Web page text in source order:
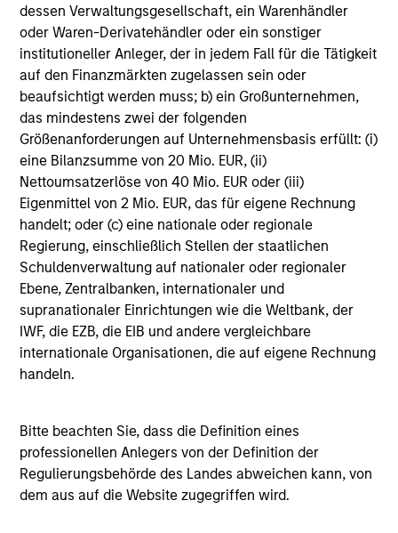
dessen Verwaltungsgesellschaft, ein Warenhändler
oder Waren-Derivatehändler oder ein sonstiger
institutioneller Anleger, der in jedem Fall für die Tätigkeit
auf den Finanzmärkten zugelassen sein oder
beaufsichtigt werden muss; b) ein Großunternehmen,
das mindestens zwei der folgenden
Größenanforderungen auf Unternehmensbasis erfüllt: (i)
eine Bilanzsumme von 20 Mio. EUR, (ii)
Nettoumsatzerlöse von 40 Mio. EUR oder (iii)
Eigenmittel von 2 Mio. EUR, das für eigene Rechnung
handelt; oder (c) eine nationale oder regionale
Regierung, einschließlich Stellen der staatlichen
Schuldenverwaltung auf nationaler oder regionaler
Ebene, Zentralbanken, internationaler und
supranationaler Einrichtungen wie die Weltbank, der
IWF, die EZB, die EIB und andere vergleichbare
internationale Organisationen, die auf eigene Rechnung
handeln.
Bitte beachten Sie, dass die Definition eines
professionellen Anlegers von der Definition der
Regulierungsbehörde des Landes abweichen kann, von
dem aus auf die Website zugegriffen wird.
ARTICLE
Long Short Equity Strategies:
"Hedging" Your Bets
Amid market uncertainty, investors may be
seeking ways to add resilience to their
portfolios. Long-short equity strategies have
the potential to deliver steady returns in
volatile markets.
13-JAN-2026
Market Neutral Multi-PM Platform
Multi-strategy, multi-manager hedge fund,